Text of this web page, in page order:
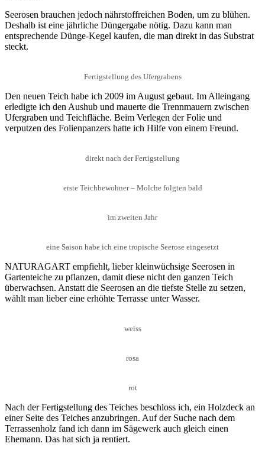
Seerosen brauchen jedoch nährstoffreichen Boden, um zu blühen.
Deshalb ist eine jährliche Düngergabe nötig. Dazu kann man
entsprechende Dünge-Kegel kaufen, die man direkt in das Substrat
steckt.
Fertigstellung des Ufergrabens
Den neuen Teich habe ich 2009 im August gebaut. Im Alleingang
erledigte ich den Aushub und mauerte die Trennmauern zwischen
Ufergraben und Teichfläche. Beim Verlegen der Folie und
verputzen des Folienpanzers hatte ich Hilfe von einem Freund.
direkt nach der Fertigstellung
erste Teichbewohner – Molche folgten bald
im zweiten Jahr
eine Saison habe ich eine tropische Seerose eingesetzt
NATURAGART empfiehlt, lieber kleinwüchsige Seerosen in
Gartenteiche zu pflanzen, damit diese nicht den ganzen Teich
überwachsen. Anstatt die Seerosen an die tiefste Stelle zu setzen,
wählt man lieber eine erhöhte Terrasse unter Wasser.
weiss
rosa
rot
Nach der Fertigstellung des Teiches beschloss ich, ein Holzdeck an
einer Seite des Teiches anzubringen. Auf der Suche nach dem
Terrassenholz fand ich dann im Sägewerk auch gleich einen
Ehemann. Das hat sich ja rentiert.